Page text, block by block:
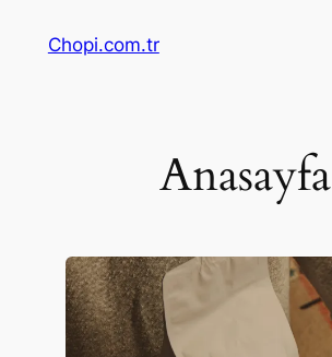
Chopi.com.tr
Anasayfa